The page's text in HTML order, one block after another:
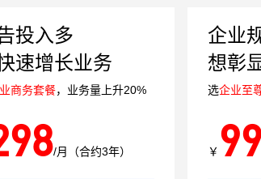
投入多
速增长业务
商务套餐，业务量上升20%
/月（合约3年）
企业
想彰
选企业至
￥